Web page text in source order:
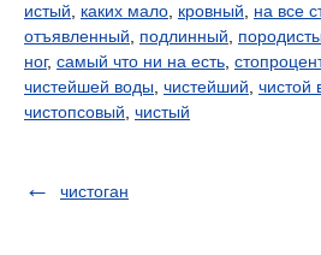
истый
каких мало кровный на все
отъявленный
подлинный
ног, самый что ни на есть
чистейшей воды чистейший чистой
чистопсовый чистый
чистоган